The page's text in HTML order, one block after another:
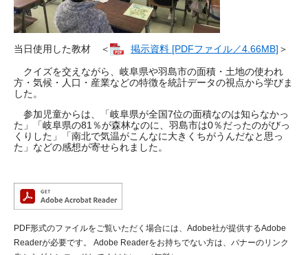
当日使用した教材 ＜ 掲示資料 [PDFファイル／4.66MB] ＞
クイズを交えながら、岐阜県や羽島市の面積・土地の使われ
方・気候・人口・産業などの特徴を統計データの視点から学びま
した。
参加児童からは、「岐阜県が全国7位の面積なのは知らなかっ
た」「岐阜県の81％が森林なのに、羽島市は0％だったのがびっ
くりした」「南北で気温がこんなに大きくちがうんだなと思っ
た」などの感想が寄せられました。
PDF形式のファイルをご覧いただく場合には、Adobe社が提供するAdobe
Readerが必要です。
Adobe Readerをお持ちでない方は、バナーのリンク